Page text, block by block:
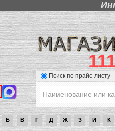
Поиск по прайс-листу
Б В Г Д Ж З И К